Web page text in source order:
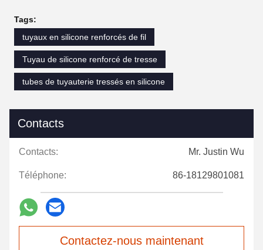
Tags:
tuyaux en silicone renforcés de fil
Tuyau de silicone renforcé de tresse
tubes de tuyauterie tressés en silicone
Contacts
Contacts: Mr. Justin Wu
Téléphone: 86-18129801081
Contactez-nous maintenant